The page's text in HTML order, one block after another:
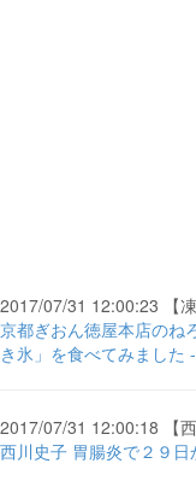
2017/07/31 12:00:23 【凍
京都ぎおん徳屋本店のね
き氷」を食べてみました
2017/07/31 12:00:18 【西
西川史子 胃腸炎で２９